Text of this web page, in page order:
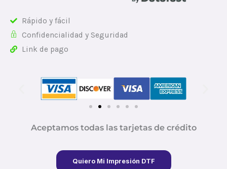
Rápido y fácil
Confidencialidad y Seguridad
Link de pago
Aceptamos todas las tarjetas de crédito
Quiero Mi Impresión DTF